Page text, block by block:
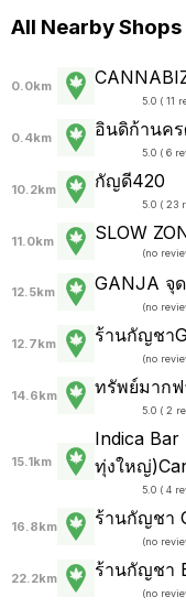
All Nearby Shops
0.0km
5.0 ( 11
0.4km อินดิก้านค
5.0 ( 6
10.2km กัญดี420
5.0 ( 23
11.0km SLOW
(no
12.5km GANJA จุ
(no
12.7km ร้านกัญชา
(no
14.6km ทรัพย์มากฟ
5.0 ( 2
15.1km
Indica
ทุ่งใหญ่
5.0 ( 4
16.8km ร้านกัญชา
(no
22.2km ร้านกัญชา
(no